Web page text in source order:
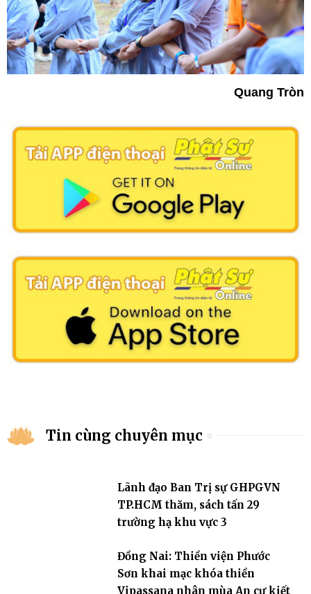
Quang Tròn
Tin cùng chuyên mục
Lãnh đạo Ban Trị sự GHPGVN
TP.HCM thăm, sách tấn 29
trường hạ khu vực 3
Đồng Nai: Thiền viện Phước
Sơn khai mạc khóa thiền
Vipassana nhân mùa An cư kiết